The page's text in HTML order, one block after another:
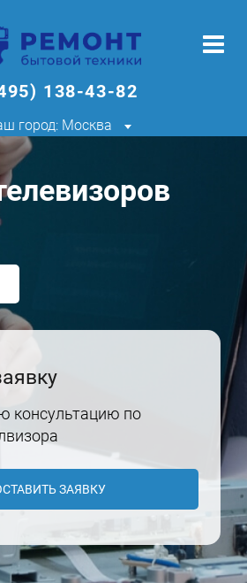
138-43-82
город: Москва
консультацию по
ЗАЯВКУ